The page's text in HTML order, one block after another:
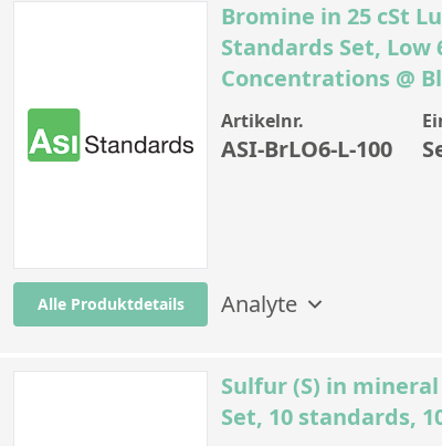
Bromine in 25 cSt
Standards Set, Low
Concentrations @
Artikelnr.
ASI-BrLO6-L-100
Analyte
Alle Produktdetails
Sulfur (S) in
Set, 10 standards,